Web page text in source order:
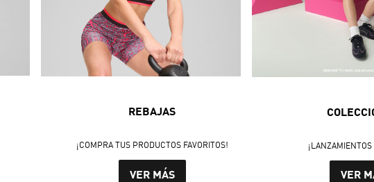
REBAJAS
¡COMPRA TUS PRODUCTOS FAVORITOS!
VER MÁS VER